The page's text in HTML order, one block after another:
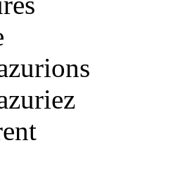
ions
iez
ent